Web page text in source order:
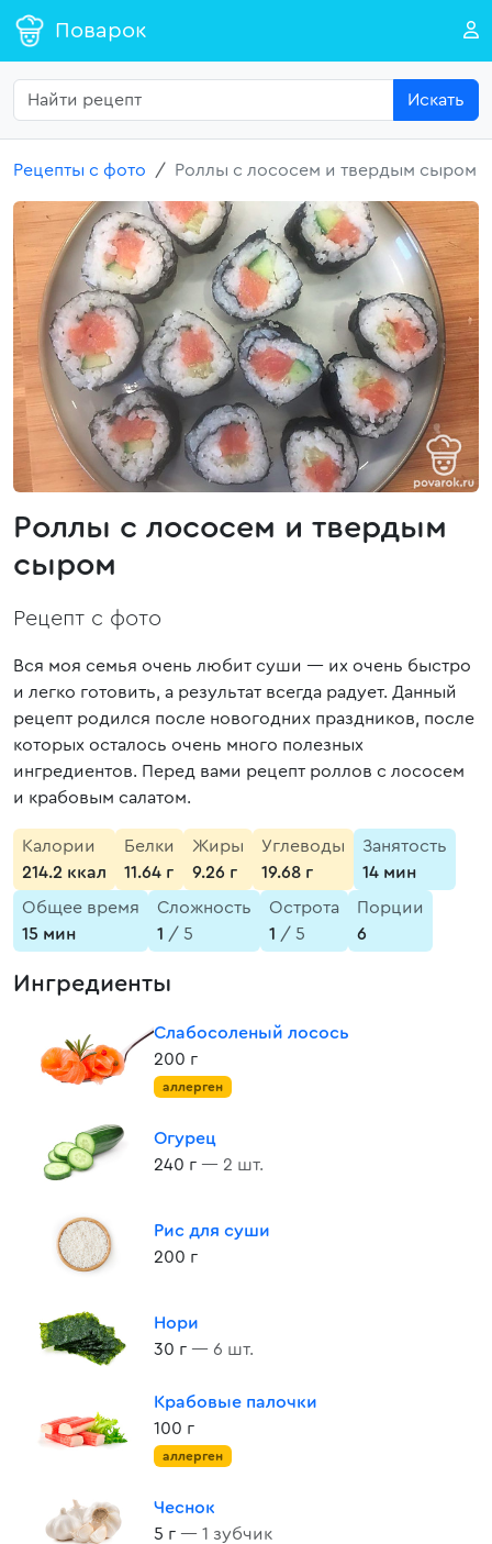
Поварок
Искать
Рецепты с фото Роллы с лососем и твердым сыром
Роллы с лососем и твердым
сыром
Рецепт с фото
Вся моя семья очень любит суши — их очень быстро
и легко готовить, а результат всегда радует. Данный
рецепт родился после новогодних праздников, после
которых осталось очень много полезных
ингредиентов. Перед вами рецепт роллов с лососем
и крабовым салатом.
Калории
214.2 ккал
Белки
11.64 г
Жиры
9.26 г
Углеводы
19.68 г
Занятость
14 мин
Общее время
15 мин
Сложность
1 / 5
Острота
1 / 5
Порции
6
Ингредиенты
Слабосоленый лосось
200 г
аллерген
Огурец
240 г — 2 шт.
Рис для суши
200 г
Нори
30 г — 6 шт.
Крабовые палочки
100 г
аллерген
Чеснок
5 г — 1 зубчик